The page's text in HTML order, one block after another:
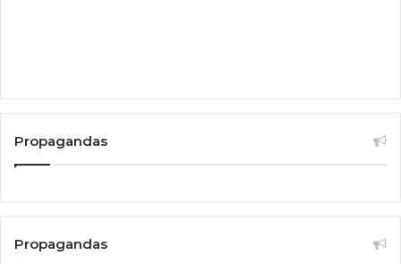
Propagandas
Propagandas